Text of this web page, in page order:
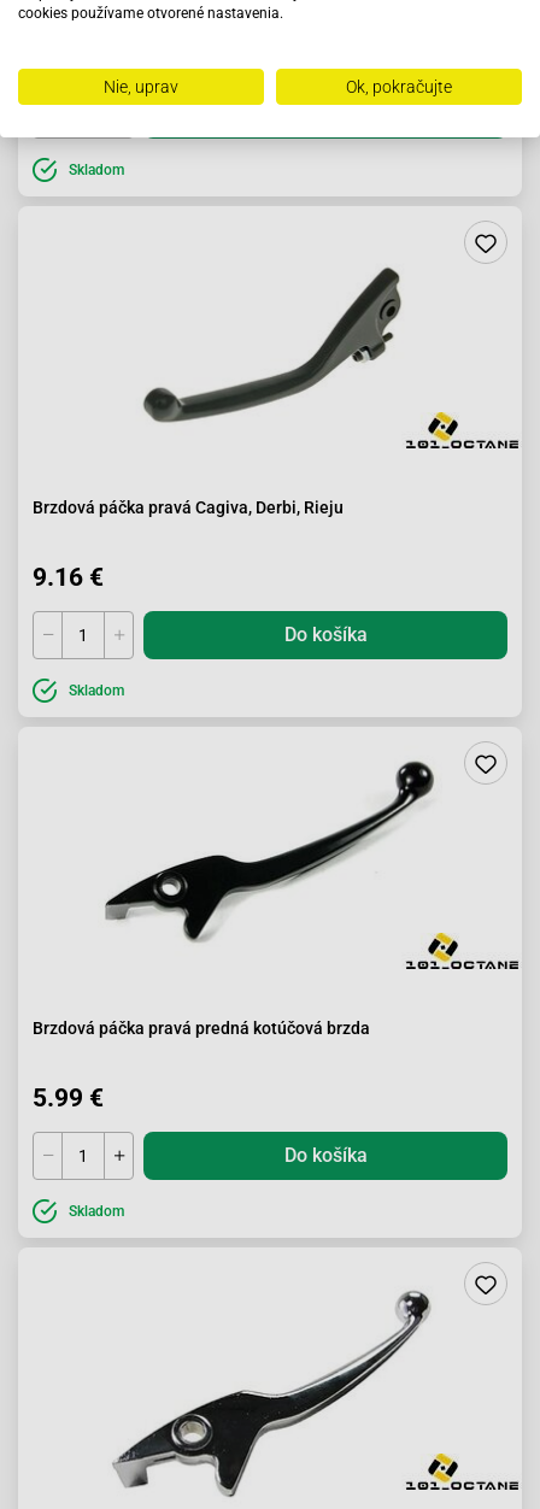
Skladom
Brzdová páčka pravá Cagiva, Derbi, Rieju
9.16 €
Do košíka
Skladom
Brzdová páčka pravá predná kotúčová brzda
5.99 €
Do košíka
Skladom
cookies používame otvorené nastavenia.
Nie, uprav Ok, pokračujte